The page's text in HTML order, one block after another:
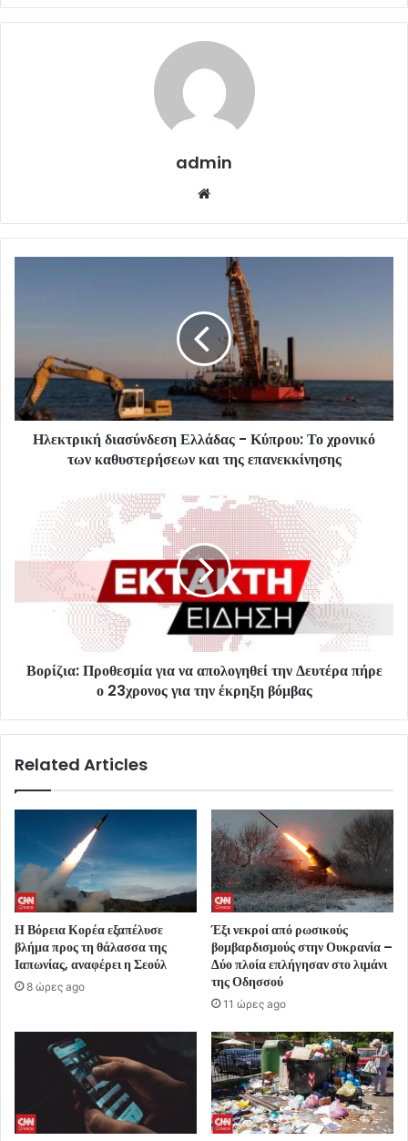
admin
Ηλεκτρική διασύνδεση Ελλάδας - Κύπρου: Το χρονικό
των καθυστερήσεων και της επανεκκίνησης
Βορίζια: Προθεσμία για να απολογηθεί την Δευτέρα πήρε
ο 23χρονος για την έκρηξη βόμβας
Related Articles
Η Βόρεια Κορέα εξαπέλυσε
βλήμα προς τη θάλασσα της
Ιαπωνίας, αναφέρει η Σεούλ
8 ώρες ago
Έξι νεκροί από ρωσικούς
βομβαρδισμούς στην Ουκρανία –
Δύο πλοία επλήγησαν στο λιμάνι
της Οδησσού
11 ώρες ago